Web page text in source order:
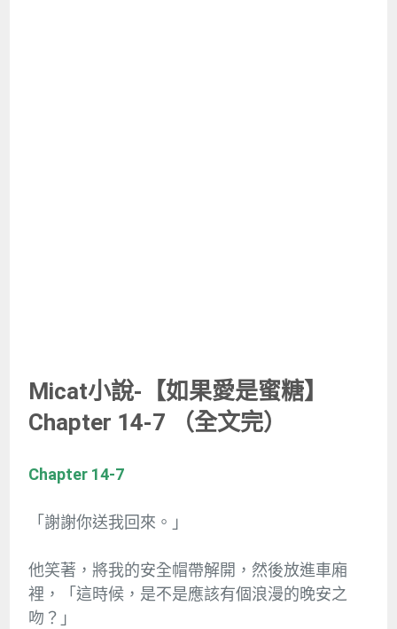
Micat小說-【如果愛是蜜糖】
Chapter 14-7 （全文完）
Chapter 14-7
「謝謝你送我回來。」
他笑著，將我的安全帽帶解開，然後放進車廂
裡，「這時候，是不是應該有個浪漫的晚安之
吻？」